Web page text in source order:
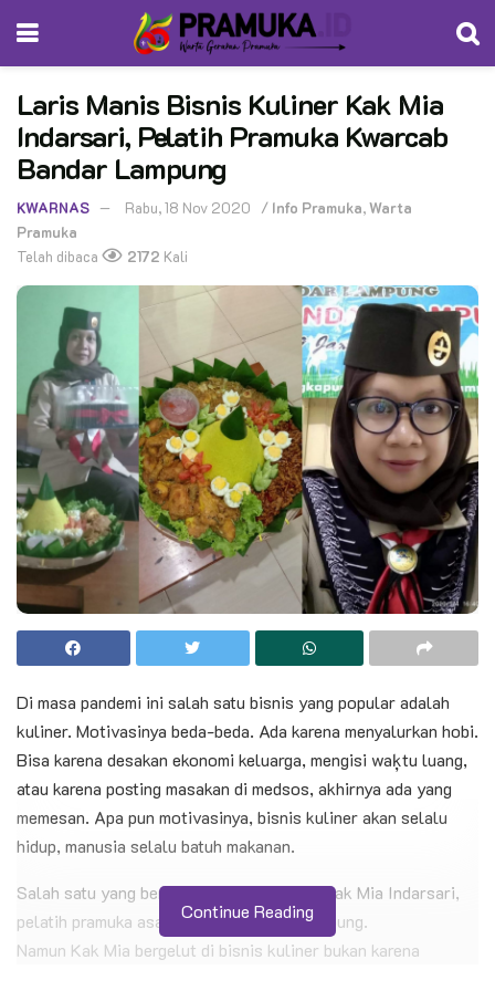
Laris Manis Bisnis Kuliner Kak Mia
Indarsari, Pelatih Pramuka Kwarcab
Bandar Lampung
KWARNAS Rabu, 18 Nov 2020 / Info Pramuka,Warta
Pramuka
Telah dibaca
2172 Kali
Di masa pandemi ini salah satu bisnis yang popular adalah
kuliner. Motivasinya beda-beda. Ada karena menyalurkan hobi.
Bisa karena desakan ekonomi keluarga, mengisi waķtu luang,
atau karena posting masakan di medsos, akhirnya ada yang
memesan. Apa pun motivasinya, bisnis kuliner akan selalu
hidup, manusia selalu batuh makanan.
Salah satu yang berbisnis kuliner adalah Kak Mia Indarsari,
pelatih pramuka asal Kwarcab Bandar Lampung.
Namun Kak Mia bergelut di bisnis kuliner bukan karena
Continue Reading